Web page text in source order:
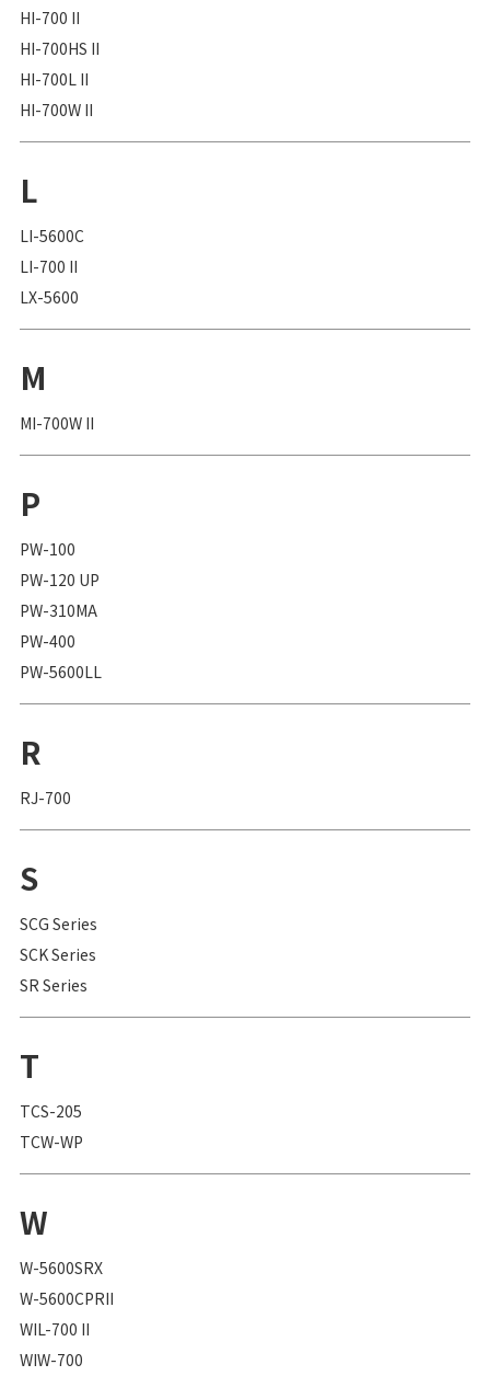
HI-700 II
HI-700HS II
HI-700L II
HI-700W II
L
LI-5600C
LI-700 II
LX-5600
M
MI-700W II
P
PW-100
PW-120 UP
PW-310MA
PW-400
PW-5600LL
R
RJ-700
S
SCG Series
SCK Series
SR Series
T
TCS-205
TCW-WP
W
W-5600SRX
W-5600CPRII
WIL-700 II
WIW-700